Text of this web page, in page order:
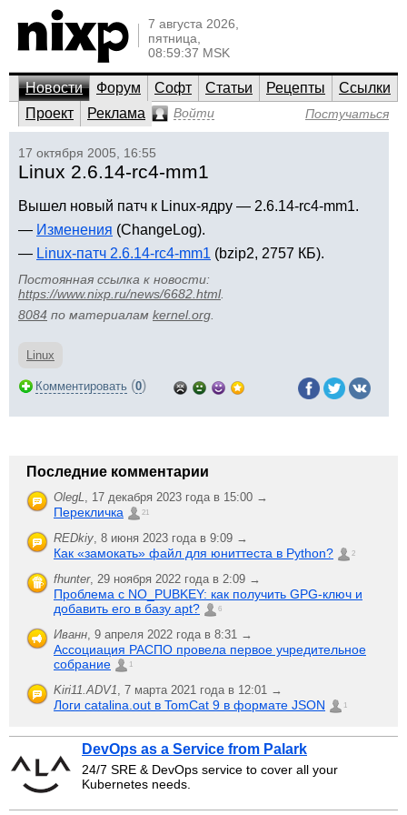
7 августа 2026,
пятница,
08:59:37 MSK
Новости Форум Софт Статьи Рецепты
Ссылки
Проект
Реклама Войти Постучаться
17 октября 2005, 16:55
Linux 2.6.14-rc4-mm1
Вышел новый патч к Linux-ядру — 2.6.14-rc4-mm1.
— Изменения (ChangeLog).
— Linux-патч 2.6.14-rc4-mm1 (bzip2, 2757 КБ).
Постоянная ссылка к новости:
https://www.nixp.ru/news/6682.html.
8084 по материалам kernel.org
Linux
Комментировать (0)
Последние комментарии
OlegL, 17 декабря 2023 года в 15:00 →
Перекличка 21
REDkiy, 8 июня 2023 года в 9:09 →
Как «замокать» файл для юниттеста в Python? 2
fhunter, 29 ноября 2022 года в 2:09 →
Проблема с NO_PUBKEY: как получить GPG-ключ и
добавить его в базу apt?
6
Иванн, 9 апреля 2022 года в 8:31 →
Ассоциация РАСПО провела первое учредительное
собрание
1
Kiri11.ADV1, 7 марта 2021 года в 12:01 →
Логи catalina.out в TomCat 9 в формате JSON 1
DevOps as a Service from Palark
24/7 SRE & DevOps service to cover all your
Kubernetes needs.